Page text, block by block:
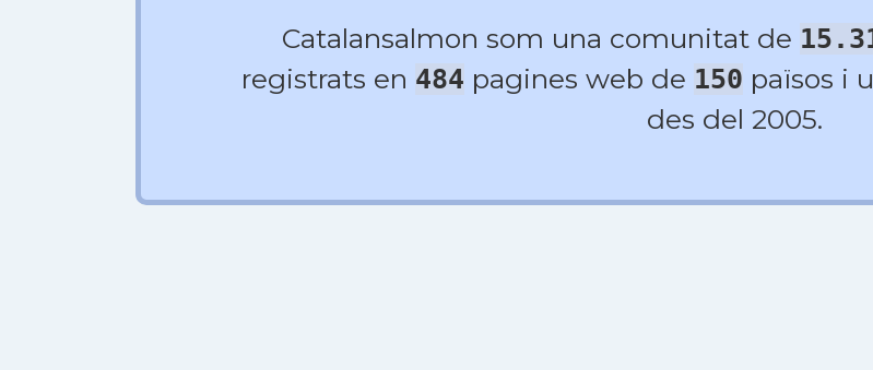
Catalansalmon som una comunitat de
registrats en 484 pagines web de 150 països i
des del 2005.